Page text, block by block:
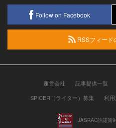
Follow on Facebook
RSSフィード
運営会社 記事提供一覧
SPICER（ライター）募集
利
JASRAC許諾第